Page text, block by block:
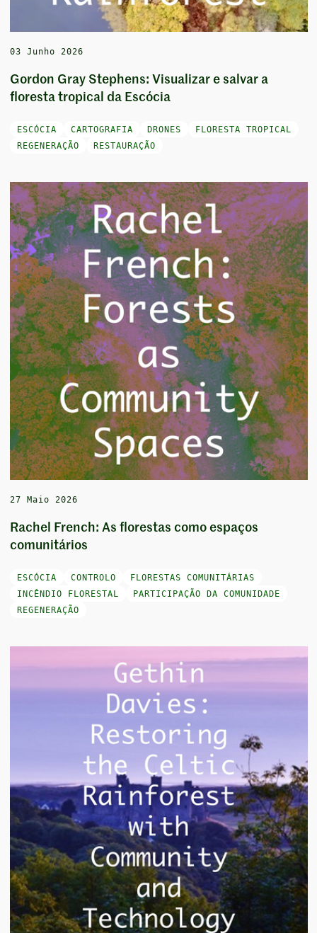
03 Junho 2026
Gordon Gray Stephens: Visualizar e salvar a
floresta tropical da Escócia
ESCÓCIA CARTOGRAFIA DRONES
FLORESTA TROPICAL
REGENERAÇÃO
RESTAURAÇÃO
27 Maio 2026
Rachel French: As florestas como espaços
comunitários
ESCÓCIA CONTROLO
FLORESTAS COMUNITÁRIAS
INCÊNDIO FLORESTAL
PARTICIPAÇÃO DA COMUNIDADE
REGENERAÇÃO